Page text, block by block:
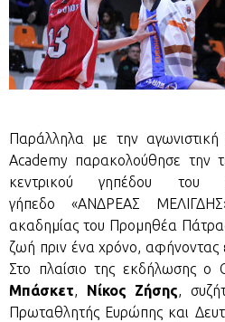
Παράλληλα με την
Academy παρακολούθησε την
κεντρικού γηπέδου
γήπεδο «ΑΝΔΡΕΑΣ
ακαδημίας του Προμηθέα
ζωή πριν ένα χρόνο, αφήνοντας
Στο πλαίσιο της εκδήλωσης ο
Μπάσκετ, Νίκος Ζήσης,
Πρωταθλητής Ευρώπης και